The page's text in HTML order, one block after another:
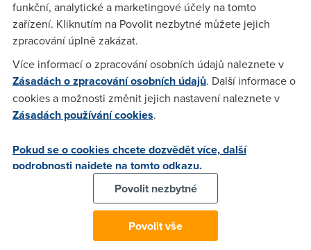
dat budu platit stejnou cenu navíc jako kdybych si zakoupil
datový balíček. Děkuji za odpověď
JirkaB (25.12.2004 23:48:24)
Platíš rovnou 180 bez dph za 2 GB navíc. V balíčkách je to o
něco levnější a můžeš si to odstupňovat už po půl GB.
Pro zákazníky
funkční, analytické a marketingové účely na tomto
zařízení. Kliknutím na Povolit nezbytné můžete jejich
zpracování úplně zakázat.
Více informací o zpracování osobních údajů naleznete v
Zásadách o zpracování osobních údajů. Další informace o
cookies a možnosti změnit jejich nastavení naleznete v
Zásadách používání cookies.
Pokud se o cookies chcete dozvědět více, další
podrobnosti najdete na tomto odkazu.
Povolit nezbytné
Povolit vše